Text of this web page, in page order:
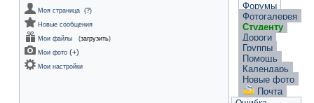
Моя страница (?)
Новые сообщения
Мои файлы
(загрузить)
Мои фото (+)
Мои настройки
Форумы
Фотогалерея
Студенту
Дороги
Группы
Помощь
Календарь
Новые фото
Почта